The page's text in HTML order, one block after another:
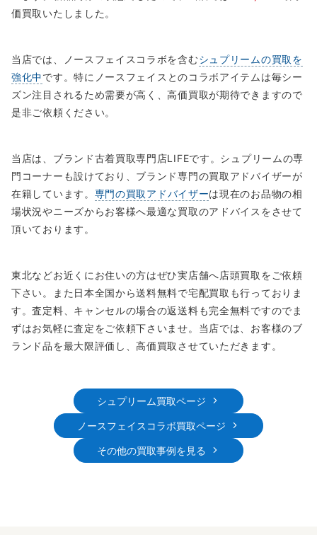
価買取いたしました。
当店では、ノースフェイスコラボを含むシュプリームの買取を
強化中です。特にノースフェイスとのコラボアイテムは毎シー
ズン注目されるため需要が高く、高価買取が期待できますので
是非ご依頼ください。
当店は、ブランド古着買取専門店LIFEです。シュプリームの専
門コーナーも設けており、ブランド専門の買取アドバイザーが
在籍しています。 専門の買取アドバイザーは現在のお品物の相
場状況やニーズからお客様へ最適な買取のアドバイスをさせて
頂いております。
東北などお近くにお住いの方はぜひ実店舗へ店頭買取をご依頼
下さい。また日本全国から送料無料で宅配買取も行っておりま
す。査定料、キャンセルの場合の返送料も完全無料ですのでま
ずはお気軽に査定をご依頼下さいませ。当店では、お客様のブ
ランド品を最大限評価し、高価買取させていただきます。
シュプリーム買取ページ
ノースフェイスコラボ買取ページ
その他の買取事例を見る